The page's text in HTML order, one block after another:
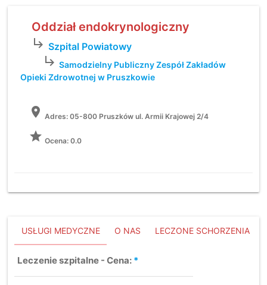
Oddział endokrynologiczny
subdirectory_arrow_right Szpital Powiatowy
subdirectory_arrow_right Samodzielny Publiczny Zespół Zakładów
Opieki Zdrowotnej w Pruszkowie
location_on Adres:05-800 Pruszków ul. Armii Krajowej 2/4
grade Ocena: 0.0
USŁUGI MEDYCZNE O NAS LECZONE SCHORZENIA
Leczenie szpitalne - Cena: *